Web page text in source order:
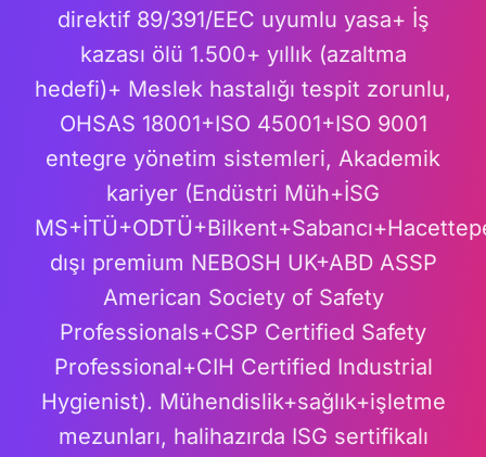
direktif 89/391/EEC uyumlu yasa+ İş
kazası ölü 1.500+ yıllık (azaltma
hedefi)+ Meslek hastalığı tespit zorunlu,
OHSAS 18001+ISO 45001+ISO 9001
entegre yönetim sistemleri, Akademik
kariyer (Endüstri Müh+İSG
dışı premium NEBOSH UK+ABD ASSP
American Society of Safety
Professionals+CSP Certified Safety
Professional+CIH Certified Industrial
Hygienist). Mühendislik+sağlık+işletme
mezunları, halihazırda ISG sertifikalı